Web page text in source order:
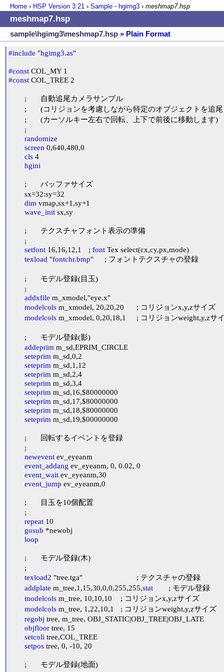
Home › HSP Version 3.21 › Sample - hgimg3 › meshmap7.hsp
meshmap7.hsp
sample\hgimg3\meshmap7.hsp » Plain Format
#include "hgimg3.as"
#const
#const COL_TREE 2
randomize
screen 0,640,480,0
cls 4
hgini
dim vmap,sx+1,sy+1
wave_init sx,sy
setfont
16,16,12,1	; font Tex select(cx,cy,px,mode)
texload "fontchr.bmp"	; フォントテクスチャの登録
addxfile m_xmodel,"eye.x"
modelcols m_xmodel, 20,20,20	; コリジョンx,y,zサイズ
modelcols m_xmodel, 0,20,18,1	; コリジョンweight,y,zサイズ
addeprim m_sd,EPRIM_CIRCLE
seteprim m_sd,0,2
seteprim m_sd,1,12
seteprim m_sd,2,4
seteprim m_sd,3,4
seteprim m_sd,16,$80000000
seteprim m_sd,17,$80000000
seteprim m_sd,18,$80000000
seteprim m_sd,19,$00000000
newevent ev_eyeanm
event_addang ev_eyeanm, 0, 0.02, 0
event_wait ev_eyeanm,30
event_jump ev_eyeanm,0
repeat 10
gosub *newobj
loop
texload2 "tree.tga"				; テクスチャの登録
addplate m_tree,1,15,30,0,0,255,255,stat
modelcols m_tree, 10,10,10	; コリジョンx,y,zサイズ
modelcols m_tree, 1,22,10,1	; コリジョンweight,y,zサイズ
regobj tree, m_tree, OBJ_STATIC|OBJ_TREE|OBJ_LATE
objfloor tree, 15
setcoli tree,COL_TREE
setpos tree, 0, -10, 20